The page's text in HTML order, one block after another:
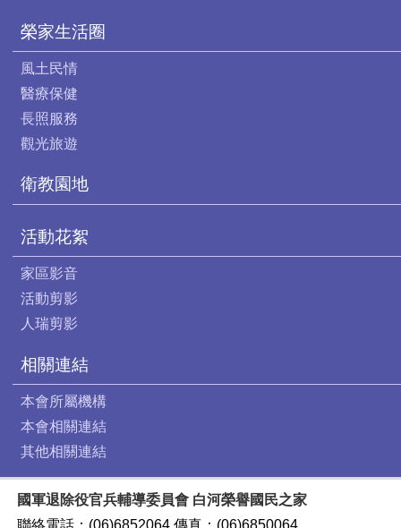
榮家生活圈
風土民情
醫療保健
長照服務
觀光旅遊
衛教園地
活動花絮
家區影音
活動剪影
人瑞剪影
相關連結
本會所屬機構
本會相關連結
其他相關連結
國軍退除役官兵輔導委員會 白河榮譽國民之家